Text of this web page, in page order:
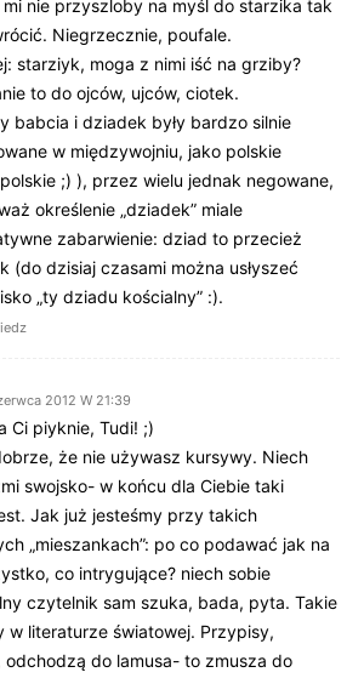
mi nie przyszloby na myśl do starzika tak
Niegrzecznie, poufale.
starziyk, moga z nimi iść na grziby?
to do ojców, ujców, ciotek.
babcia i dziadek były bardzo silnie
w międzywojniu, jako polskie
;) ), przez wielu jednak negowane,
określenie „dziadek” miale
zabarwienie: dziad to przecież
(do dzisiaj czasami można usłyszeć
„ty dziadu kościalny” :).
2012 W 21:39
Ci piyknie, Tudi! ;)
że nie używasz kursywy. Niech
swojsko- w końcu dla Ciebie taki
Jak już jesteśmy przy takich
„mieszankach”: po co podawać jak na
co intrygujące? niech sobie
czytelnik sam szuka, bada, pyta. Takie
w literaturze światowej. Przypisy,
odchodzą do lamusa- to zmusza do